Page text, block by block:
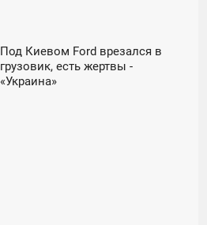
Под Киевом Ford врезался в
грузовик, есть жертвы -
«Украина»